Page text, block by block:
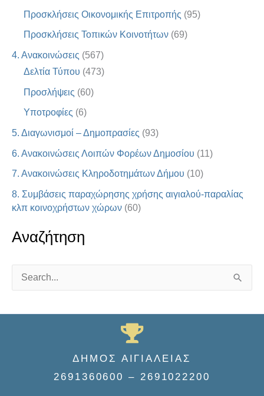
Προσκλήσεις Οικονομικής Επιτροπής (95)
Προσκλήσεις Τοπικών Κοινοτήτων (69)
4. Ανακοινώσεις (567)
Δελτία Τύπου (473)
Προσλήψεις (60)
Υποτροφίες (6)
5. Διαγωνισμοί – Δημοπρασίες (93)
6. Ανακοινώσεις Λοιπών Φορέων Δημοσίου (11)
7. Ανακοινώσεις Κληροδοτημάτων Δήμου (10)
8. Συμβάσεις παραχώρησης χρήσης αιγιαλού-παραλίας
κλπ κοινοχρήστων χώρων (60)
Αναζήτηση
a
ΔΗΜΟΣ ΑΙΓΙΑΛΕΙΑΣ
2691360600 – 2691022200